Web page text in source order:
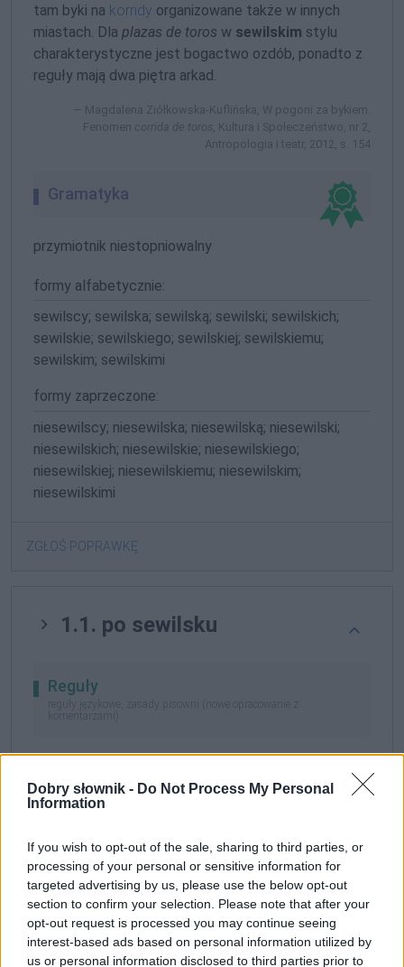
Dobry słownik - Do Not Process My Personal
Information
If you wish to opt-out of the sale, sharing to third parties, or
processing of your personal or sensitive information for
targeted advertising by us, please use the below opt-out
section to confirm your selection. Please note that after your
opt-out request is processed you may continue seeing
interest-based ads based on personal information utilized by
us or personal information disclosed to third parties prior to
tam byki na korridy organizowane także w innych
miastach. Dla plazas de toros w sewilskim stylu
charakterystyczne jest bogactwo ozdób, ponadto z
reguły mają dwa piętra arkad.
Magdalena Ziółkowska-Kuflińska, W pogoni za bykiem.
Fenomen corrida de toros , Kultura i Społeczeństwo, nr 2,
Antropologia i teatr, 2012, s. 154
Gramatyka
przymiotnik niestopniowalny
formy alfabetycznie:
sewilscy; sewilska; sewilską; sewilski; sewilskich;
sewilskie; sewilskiego; sewilskiej; sewilskiemu;
sewilskim; sewilskimi
formy zaprzeczone:
niesewilscy; niesewilska; niesewilską; niesewilski;
niesewilskich; niesewilskie; niesewilskiego;
niesewilskiej; niesewilskiemu; niesewilskim;
niesewilskimi
ZGŁOŚ POPRAWKĘ
1.1. po sewilsku
Reguły
reguły językowe, zasady pisowni (nowe opracowanie z
komentarzami)
przysłówkowe typu po ...-sku,po ...-cku,po ...-dzku
Gramatyka
frazem przysłówkowy
formy: